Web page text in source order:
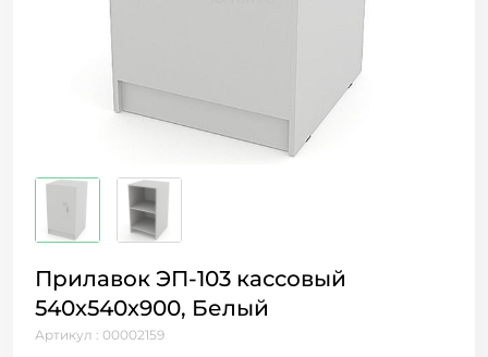
Прилавок ЭП-103 кассовый
540х540х900, Белый
Артикул : 00002159